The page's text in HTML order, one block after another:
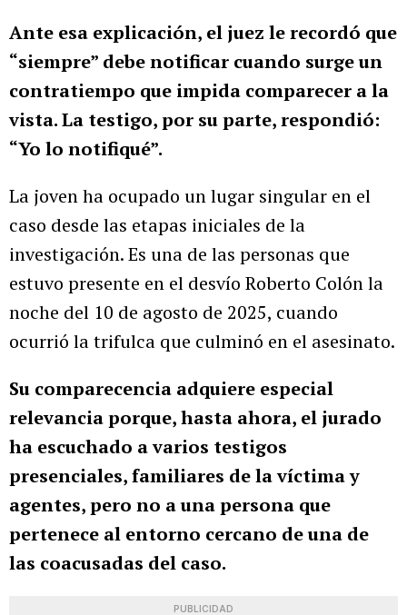
Ante esa explicación, el juez le recordó que
“siempre” debe notificar cuando surge un
contratiempo que impida comparecer a la
vista. La testigo, por su parte, respondió:
“Yo lo notifiqué”.
La joven ha ocupado un lugar singular en el
caso desde las etapas iniciales de la
investigación. Es una de las personas que
estuvo presente en el desvío Roberto Colón la
noche del 10 de agosto de 2025, cuando
ocurrió la trifulca que culminó en el asesinato.
Su comparecencia adquiere especial
relevancia porque, hasta ahora, el jurado
ha escuchado a varios testigos
presenciales, familiares de la víctima y
agentes, pero no a una persona que
pertenece al entorno cercano de una de
las coacusadas del caso.
PUBLICIDAD